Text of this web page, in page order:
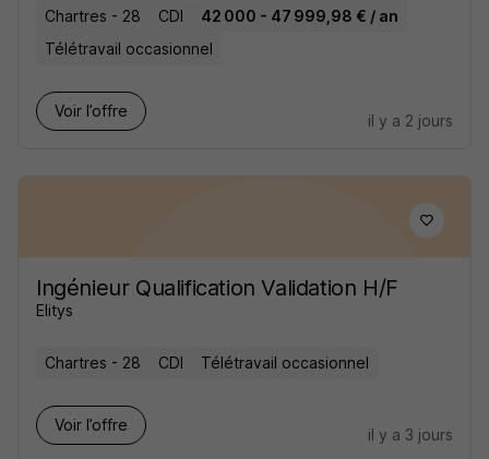
Chartres - 28 CDI
42 000 - 47 999,98 € / an
Télétravail occasionnel
Voir l’offre
il y a 2 jours
Ingénieur Qualification Validation H/F
Elitys
Chartres - 28 CDI Télétravail occasionnel
Voir l’offre
il y a 3 jours